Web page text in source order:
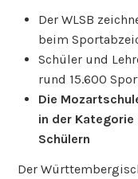
Der WLSB
beim
Schüler und
rund 15.600
Die
in der Kategorie
Schülern
Der